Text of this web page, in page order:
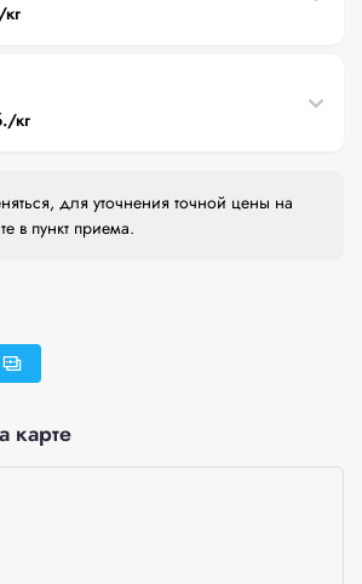
кг
для уточнения точной цены на
в пункт приема.
карте